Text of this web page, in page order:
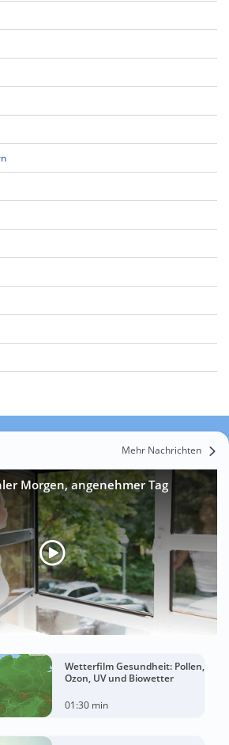
Mehr Nachrichten
Morgen, angenehmer Tag
Wetterfilm Gesundheit: Pollen,
Ozon, UV und Biowetter
01:30 min